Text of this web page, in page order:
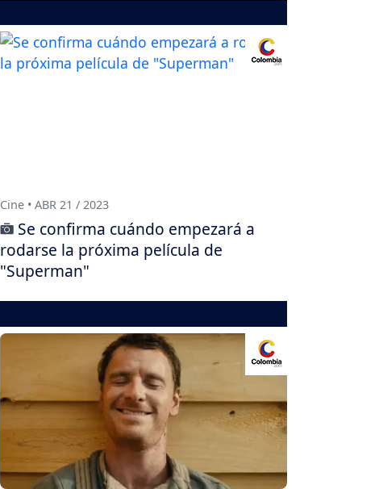
Cine • ABR 21 / 2023
Se confirma cuándo empezará a
rodarse la próxima película de
"Superman"